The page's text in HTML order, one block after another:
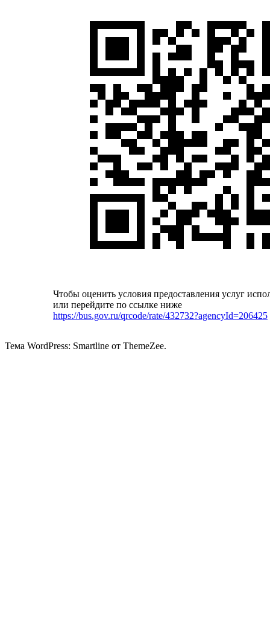
Чтобы оценить условия предоставления услуг
или перейдите по ссылке ниже
https://bus.gov.ru/qrcode/rate/432732?agencyId=206425
Тема WordPress: Smartline от ThemeZee.